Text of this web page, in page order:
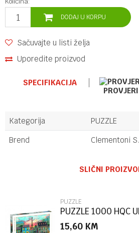
DODAJ U KORPU
Sačuvajte u listi želja
Uporedite proizvod
SPECIFIKACIJA
Kategorija
PUZZLE
Brend
Clementoni
Poruka
SLIČNI
PUZZLE
PUZZLE 1000 HQC
15,60 KM